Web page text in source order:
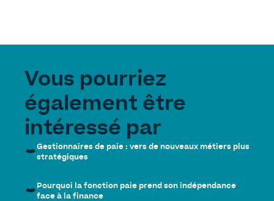
Vous pourriez
également être
intéressé par
Gestionnaires de paie : vers de nouveaux métiers plus
stratégiques
Pourquoi la fonction paie prend son indépendance
face à la finance